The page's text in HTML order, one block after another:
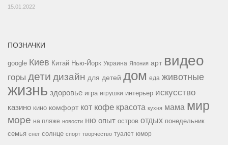
15.01.2022
ПОЗНАЧКИ
google Киев Китай Нью-Йорк Украина Япония арт видео
горы дети дизайн для детей дом еда животные
жизнь здоровье игра игрушки интерьер искусство
казино кино комфорт кот кофе красота кухня мама мир
море на пляже новости ню опыт остров отдых понедельник
семья снег солнце спорт творчество туалет юмор